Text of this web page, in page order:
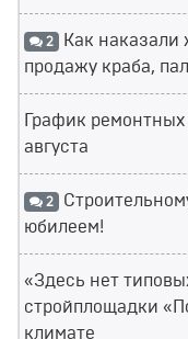
2 Как наказали
продажу краба,
График
августа
2
юбилеем!
«Здесь нет
стройплощадки
климате